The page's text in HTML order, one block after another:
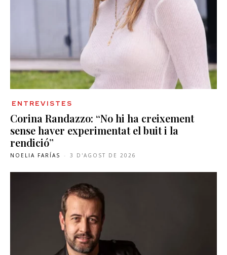
ENTREVISTES
Corina Randazzo: “No hi ha creixement
sense haver experimentat el buit i la
rendició”
NOELIA FARÍAS - 3 D'AGOST DE 2026